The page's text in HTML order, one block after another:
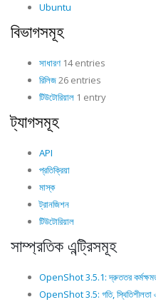
Ubuntu
বিভাগসমূহ
সাধারণ 14 entries
রিলিজ26 entries
টিউটোরিয়াল 1 entry
ট্যাগসমূহ
API
প্রতিক্রিয়া
মাস্ক
ট্রানজিশন
টিউটোরিয়াল
সাম্প্রতিক এন্ট্রিসমূহ
OpenShot 3.5.1: দ্রুততর
OpenShot 3.5: গতি, স্থিতিশীলতা